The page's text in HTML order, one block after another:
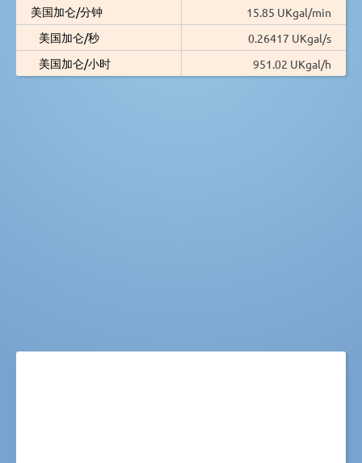
美国加仑/分钟
15.85 UKgal/min
美国加仑/秒
0.26417 UKgal/s
美国加仑/小时
951.02 UKgal/h